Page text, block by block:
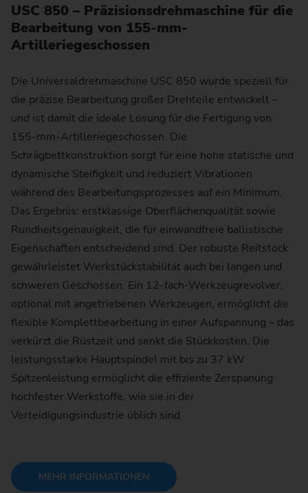
USC 850 – Präzisionsdrehmaschine für die
Bearbeitung von 155-mm-
Artilleriegeschossen
Die Universaldrehmaschine USC 850 wurde speziell für
die präzise Bearbeitung großer Drehteile entwickelt –
und ist damit die ideale Lösung für die Fertigung von
155-mm-Artilleriegeschossen. Die
Schrägbettkonstruktion sorgt für eine hohe statische und
dynamische Steifigkeit und reduziert Vibrationen
während des Bearbeitungsprozesses auf ein Minimum.
Das Ergebnis: erstklassige Oberflächenqualität sowie
Rundheitsgenauigkeit, die für einwandfreie ballistische
Eigenschaften entscheidend sind. Der robuste Reitstock
gewährleistet Werkstückstabilität auch bei langen und
schweren Geschossen. Ein 12-fach-Werkzeugrevolver,
optional mit angetriebenen Werkzeugen, ermöglicht die
flexible Komplettbearbeitung in einer Aufspannung – das
verkürzt die Rüstzeit und senkt die Stückkosten. Die
leistungsstarke Hauptspindel mit bis zu 37 kW
Spitzenleistung ermöglicht die effiziente Zerspanung
hochfester Werkstoffe, wie sie in der
Verteidigungsindustrie üblich sind.
MEHR INFORMATIONEN